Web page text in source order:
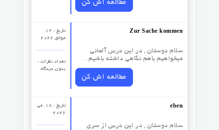
مطالعه اش کن
تاریخ : 12.
جولای 2026
تعداد نظرات‌ :
بدون دیدگاه
Zur Sache kommen
سلام دوستان , در این درس آلمانی
میخواهیم باهم نگاهی داشته باشیم…
مطالعه اش کن
تاریخ : 18. می
2026
eben
سلام دوستان , در این درس از سری